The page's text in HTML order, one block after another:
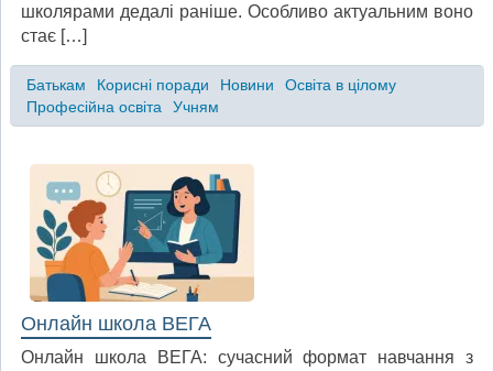
школярами дедалі раніше. Особливо актуальним воно
стає […]
Батькам Корисні поради Новини
Освіта в цілому
Професійна освіта
Учням
Онлайн школа ВЕГА
Онлайн школа ВЕГА: сучасний формат навчання з